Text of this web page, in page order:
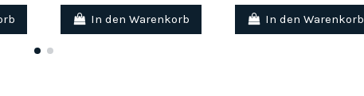
In den Warenkorb In den Warenkorb